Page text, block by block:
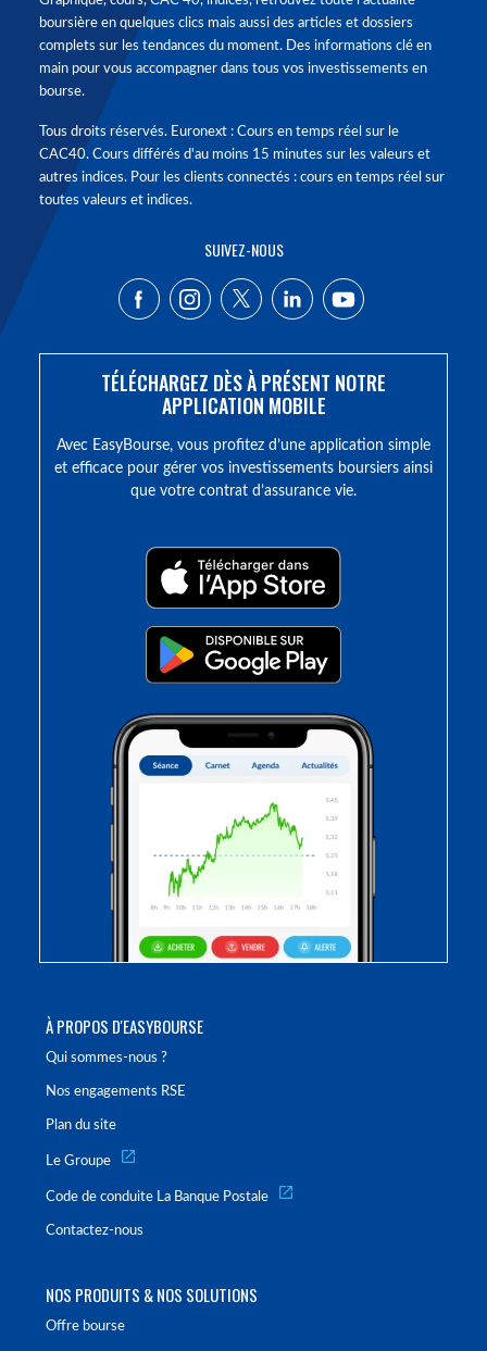
À PROPOS D'EASYBOURSE
Qui sommes-nous ?
Nos engagements RSE
Plan du site
Le Groupe
Code de conduite La Banque Postale
Contactez-nous
NOS PRODUITS & NOS SOLUTIONS
Offre bourse
boursière en quelques clics mais aussi des articles et dossiers
complets sur les tendances du moment. Des informations clé en
main pour vous accompagner dans tous vos investissements en
bourse.
Tous droits réservés. Euronext : Cours en temps réel sur le
CAC40. Cours différés d'au moins 15 minutes sur les valeurs et
autres indices. Pour les clients connectés : cours en temps réel sur
toutes valeurs et indices.
SUIVEZ-NOUS
TÉLÉCHARGEZ DÈS À PRÉSENT NOTRE
APPLICATION MOBILE
Avec EasyBourse, vous profitez d’une application simple
et efficace pour gérer vos investissements boursiers ainsi
que votre contrat d’assurance vie.